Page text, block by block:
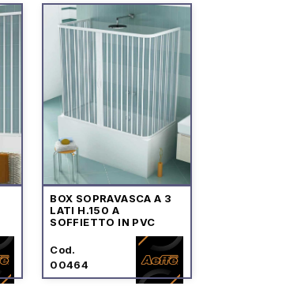
BOX SOPRAVASCA A 3
LATI H.150 A
SOFFIETTO IN PVC
Cod.
00464